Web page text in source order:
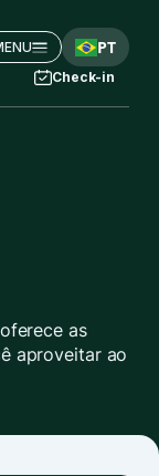
PT
Check-in
as
aproveitar ao